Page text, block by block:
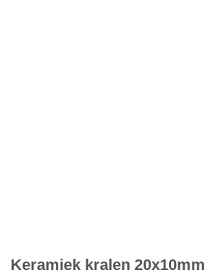
Keramiek kralen